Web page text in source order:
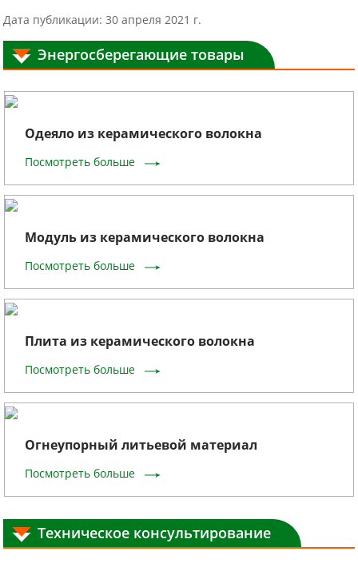
Дата публикации: 30 апреля 2021 г.
Энергосберегающие товары
Одеяло из керамического волокна
Посмотреть больше
Модуль из керамического волокна
Посмотреть больше
Плита из керамического волокна
Посмотреть больше
Огнеупорный литьевой материал
Посмотреть больше
Техническое консультирование